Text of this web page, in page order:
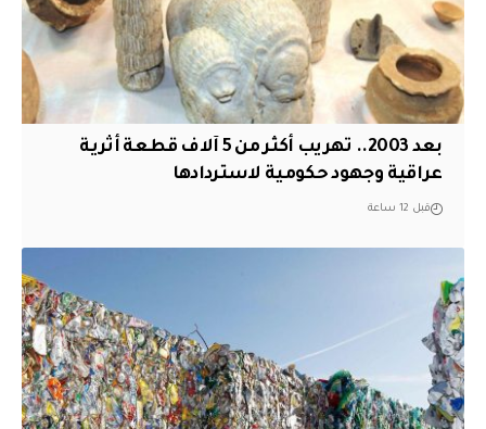
بعد 2003.. تهريب أكثر من 5 آلاف قطعة أثرية
عراقية وجهود حكومية لاستردادها
قبل 12 ساعة